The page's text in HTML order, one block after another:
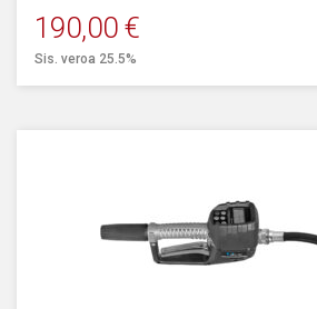
190,00 €
Sis. veroa 25.5%